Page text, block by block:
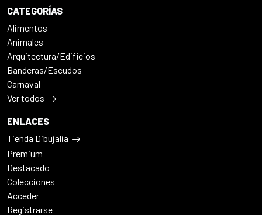
CATEGORÍAS
Alimentos
Animales
Arquitectura/Edificios
Banderas/Escudos
Carnaval
Ver todos
ENLACES
Tienda Dibujalia
Premium
Destacado
Colecciones
Acceder
Registrarse